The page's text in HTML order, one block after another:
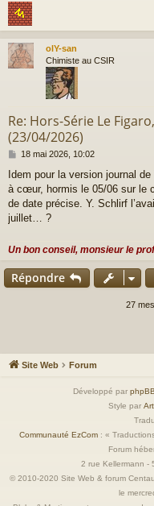
olY-san
Chimiste au CSIR
Re: Hors-Série Le
(23/04/2026)
M
s
s
a
g
18 mai 2026, 10:02
Idem pour la version journal
à cœur, hormis le 05/06 sur le
de date précise. Y. Schlirf
juillet… ?
Un bon conseil, monsieur le
Répondre
27
Site Web Forum
Développé par phpBB
Style par
Communauté EzCom : «
Forum
2 rue Kellermann -
© 2010-2020 Site Web & forum
le